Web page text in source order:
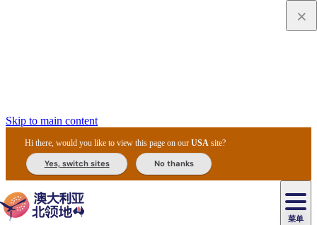
Skip to main content
Hi there, would you like to view this page on ourUSA site?
Yes, switch sites No thanks
菜单